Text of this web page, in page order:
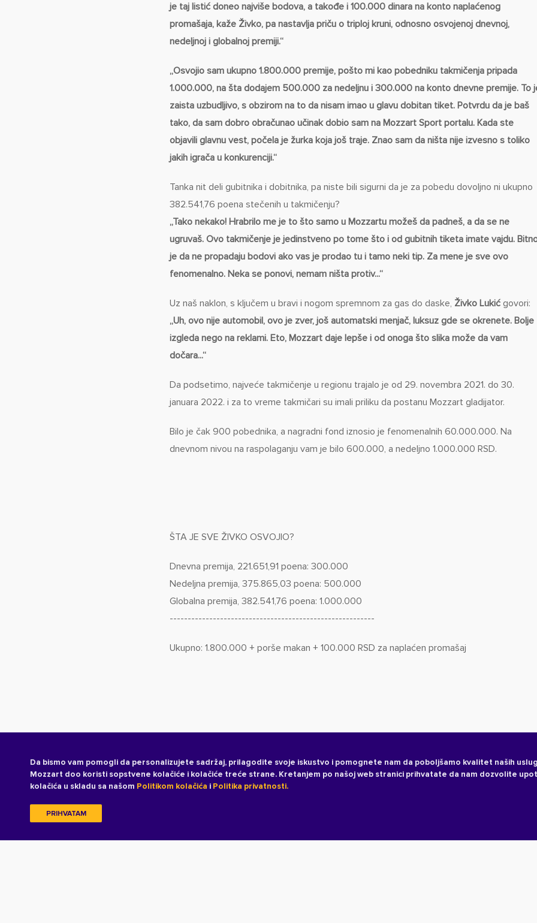
Da bismo vam pomogli da personalizujete sadržaj, prilagodite svoje iskustvo i pomognete nam da poboljšamo kvalitet naših
Mozzart doo koristi sopstvene kolačiće i kolačiće treće strane. Kretanjem po našoj web stranici prihvatate da nam dozvolite
kolačića u skladu sa našom Politikom kolačića i Politika privatnosti.
PRIHVATAM
je taj listić doneo najviše bodova, a takođe i 100.000 dinara na konto naplaćenog
promašaja, kaže Živko, pa nastavlja priču o triploj kruni, odnosno osvojenoj dnevnoj,
nedeljnoj i globalnoj premiji.“
„Osvojio sam ukupno 1.800.000 premije, pošto mi kao pobedniku takmičenja pripada
1.000.000, na šta dodajem 500.000 za nedeljnu i 300.000 na konto dnevne premije. To
zaista uzbudljivo, s obzirom na to da nisam imao u glavu dobitan tiket. Potvrdu da je baš
tako, da sam dobro obračunao učinak dobio sam na Mozzart Sport portalu. Kada ste
objavili glavnu vest, počela je žurka koja još traje. Znao sam da ništa nije izvesno s toliko
jakih igrača u konkurenciji.“
Tanka nit deli gubitnika i dobitnika, pa niste bili sigurni da je za pobedu dovoljno ni ukupno
382.541,76 poena stečenih u takmičenju?
„Tako nekako! Hrabrilo me je to što samo u Mozzartu možeš da padneš, a da se ne
ugruvaš. Ovo takmičenje je jedinstveno po tome što i od gubitnih tiketa imate vajdu.
je da ne propadaju bodovi ako vas je prodao tu i tamo neki tip. Za mene je sve ovo
fenomenalno. Neka se ponovi, nemam ništa protiv...“
Uz naš naklon, s ključem u bravi i nogom spremnom za gas do daske, Živko Lukićgovori:
„Uh, ovo nije automobil, ovo je zver, još automatski menjač, luksuz gde se okrenete. Bolje
izgleda nego na reklami. Eto, Mozzart daje lepše i od onoga što slika može da vam
dočara...“
Da podsetimo, najveće takmičenje u regionu trajalo je od 29. novembra 2021. do 30.
januara 2022. i za to vreme takmičari su imali priliku da postanu Mozzart gladijator.
Bilo je čak 900 pobednika, a nagradni fond iznosio je fenomenalnih 60.000.000. Na
dnevnom nivou na raspolaganju vam je bilo 600.000, a nedeljno 1.000.000 RSD.
ŠTA JE SVE ŽIVKO OSVOJIO?
Dnevna premija, 221.651,91 poena: 300.000
Nedeljna premija, 375.865,03 poena: 500.000
Globalna premija, 382.541,76 poena: 1.000.000
---------------------------------------------------------
Ukupno: 1.800.000 + porše makan + 100.000 RSD za naplaćen promašaj